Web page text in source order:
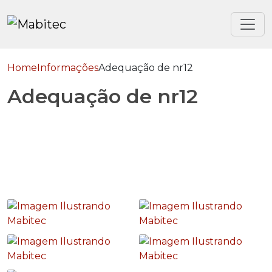
HomeInformaçõesAdequação de nr12
Adequação de nr12